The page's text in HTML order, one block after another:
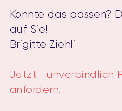
Könnte das passen?
auf Sie!
Brigitte Ziehli
Jetzt unverbindlich
anfordern.